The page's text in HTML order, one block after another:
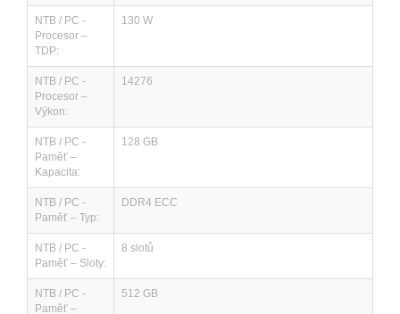
NTB / PC -
Procesor –
TDP:
130 W
NTB / PC -
Procesor –
Výkon:
14276
NTB / PC -
Paměť –
Kapacita:
128 GB
NTB / PC -
Paměť – Typ:
DDR4 ECC
NTB / PC -
Paměť – Sloty:
8 slotů
NTB / PC -
Paměť –
512 GB